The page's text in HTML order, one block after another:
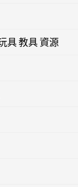
具 教具 資源